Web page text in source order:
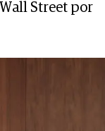
Street por